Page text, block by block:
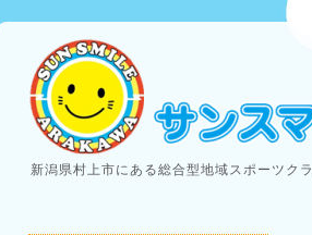
新潟県村上市にある総合型地域スポーツク